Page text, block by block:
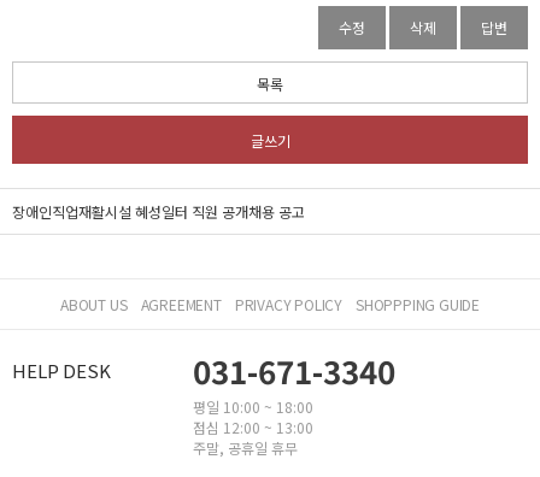
수정 삭제 답변
목록
글쓰기
장애인직업재활시설 혜성일터 직원 공개채용 공고
ABOUT US AGREEMENT PRIVACY POLICY SHOPPPING GUIDE
HELP DESK 031-671-3340
평일 10:00 ~ 18:00
점심 12:00 ~ 13:00
주말, 공휴일 휴무